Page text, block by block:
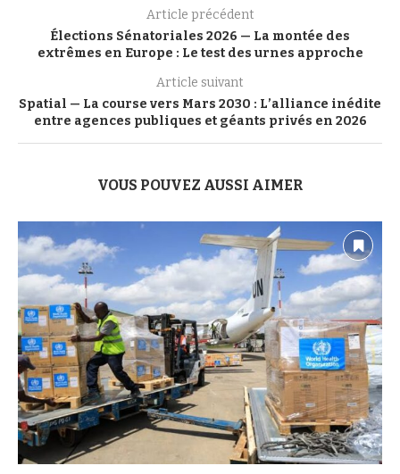
Article précédent
Élections Sénatoriales 2026 — La montée des
extrêmes en Europe : Le test des urnes approche
Article suivant
Spatial — La course vers Mars 2030 : L’alliance inédite
entre agences publiques et géants privés en 2026
VOUS POUVEZ AUSSI AIMER